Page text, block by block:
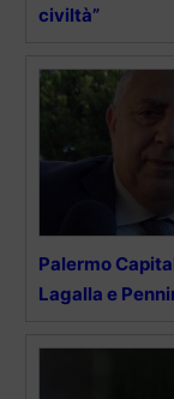
civiltà”
Palermo
Lagalla e